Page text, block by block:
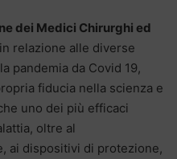
dei Medici Chirurghi ed
in relazione alle diverse
pandemia da Covid 19,
fiducia nella scienza e
uno dei più efficaci
oltre al
ai dispositivi di protezione,